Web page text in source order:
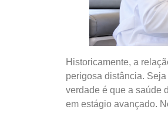
Historicamente, a
perigosa distância.
verdade é que a saúde
em estágio avançado.